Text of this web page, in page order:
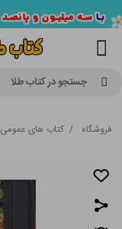
جستجو در کتاب طلا
فروشگاه / کتاب های عمومی